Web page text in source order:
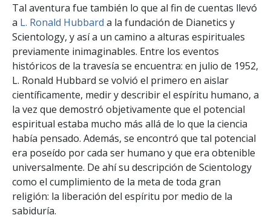
Tal aventura fue también lo que al fin de cuentas llevó
a L. Ronald Hubbard a la fundación de Dianetics y
Scientology, y así a un camino a alturas espirituales
previamente inimaginables. Entre los eventos
históricos de la travesía se encuentra: en julio de 1952,
L. Ronald Hubbard se volvió el primero en aislar
científicamente, medir y describir el espíritu humano, a
la vez que demostró objetivamente que el potencial
espiritual estaba mucho más allá de lo que la ciencia
había pensado. Además, se encontró que tal potencial
era poseído por cada ser humano y que era obtenible
universalmente. De ahí su descripción de Scientology
como el cumplimiento de la meta de toda gran
religión: la liberación del espíritu por medio de la
sabiduría.